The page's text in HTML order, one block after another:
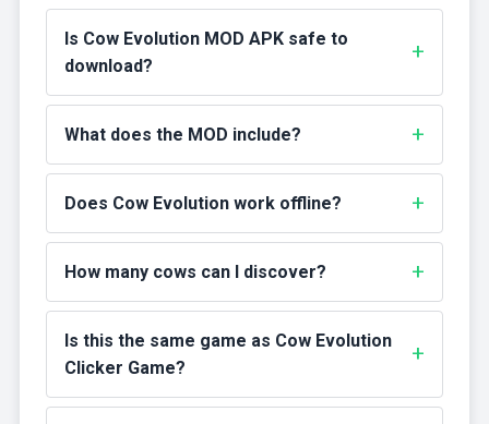
Is Cow Evolution MOD APK safe to
download?
What does the MOD include?
Does Cow Evolution work offline?
How many cows can I discover?
Is this the same game as Cow Evolution
Clicker Game?